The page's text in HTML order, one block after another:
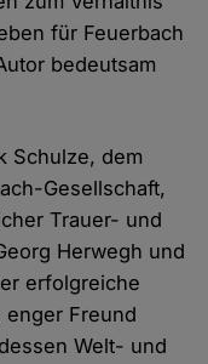
für Feuerbach
bedeutsam
Schulze, dem
Gesellschaft,
Trauer- und
Herwegh und
erfolgreiche
enger Freund
Welt- und